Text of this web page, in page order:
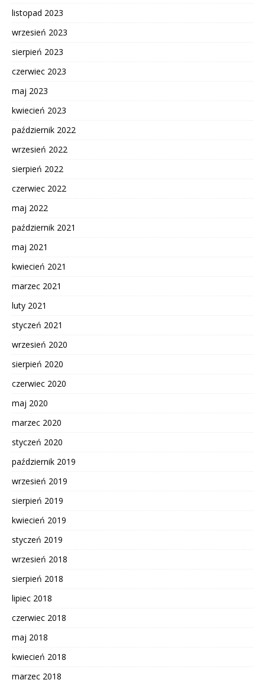
listopad 2023
wrzesień 2023
sierpień 2023
czerwiec 2023
maj 2023
kwiecień 2023
październik 2022
wrzesień 2022
sierpień 2022
czerwiec 2022
maj 2022
październik 2021
maj 2021
kwiecień 2021
marzec 2021
luty 2021
styczeń 2021
wrzesień 2020
sierpień 2020
czerwiec 2020
maj 2020
marzec 2020
styczeń 2020
październik 2019
wrzesień 2019
sierpień 2019
kwiecień 2019
styczeń 2019
wrzesień 2018
sierpień 2018
lipiec 2018
czerwiec 2018
maj 2018
kwiecień 2018
marzec 2018